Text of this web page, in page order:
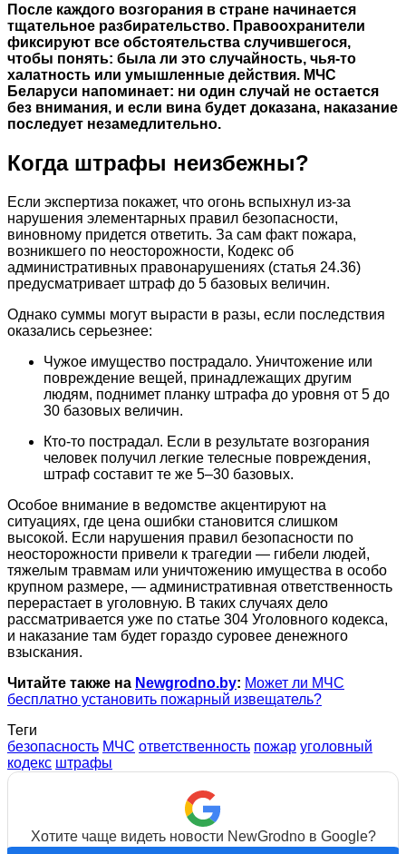
После каждого возгорания в стране начинается
тщательное разбирательство. Правоохранители
фиксируют все обстоятельства случившегося,
чтобы понять: была ли это случайность, чья-то
халатность или умышленные действия. МЧС
Беларуси напоминает: ни один случай не остается
без внимания, и если вина будет доказана, наказание
последует незамедлительно.
Когда штрафы неизбежны?
Если экспертиза покажет, что огонь вспыхнул из-за
нарушения элементарных правил безопасности,
виновному придется ответить. За сам факт пожара,
возникшего по неосторожности, Кодекс об
административных правонарушениях (статья 24.36)
предусматривает штраф до 5 базовых величин.
Однако суммы могут вырасти в разы, если последствия
оказались серьезнее:
Чужое имущество пострадало. Уничтожение или
повреждение вещей, принадлежащих другим
людям, поднимет планку штрафа до уровня от 5 до
30 базовых величин.
Кто-то пострадал. Если в результате возгорания
человек получил легкие телесные повреждения,
штраф составит те же 5–30 базовых.
Особое внимание в ведомстве акцентируют на
ситуациях, где цена ошибки становится слишком
высокой. Если нарушения правил безопасности по
неосторожности привели к трагедии — гибели людей,
тяжелым травмам или уничтожению имущества в особо
крупном размере, — административная ответственность
перерастает в уголовную. В таких случаях дело
рассматривается уже по статье 304 Уголовного кодекса,
и наказание там будет гораздо суровее денежного
взыскания.
Читайте также на Newgrodno.by: Может ли МЧС
бесплатно установить пожарный извещатель?
Теги
безопасность МЧС ответственность пожар уголовный
кодекс штрафы
Хотите чаще видеть новости NewGrodno в Google?